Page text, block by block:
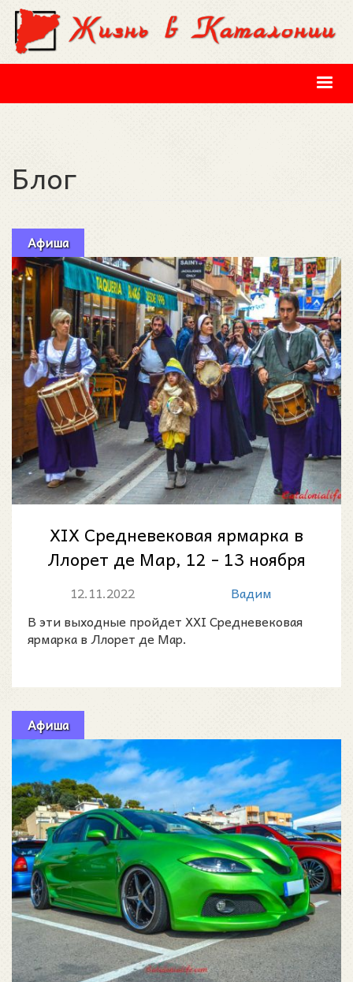
Перейти к основному содержанию
Блог
Афиша
XIX Средневековая ярмарка в
Ллорет де Мар, 12 - 13 ноября
12.11.2022
Вадим
В эти выходные пройдет XXI Средневековая
ярмарка в Ллорет де Мар.
Афиша